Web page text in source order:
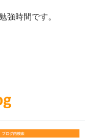
強時間です。